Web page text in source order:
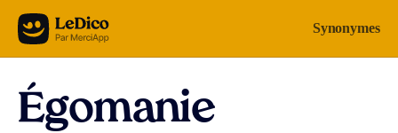
Aller au contenu Synonymes
Égomanie